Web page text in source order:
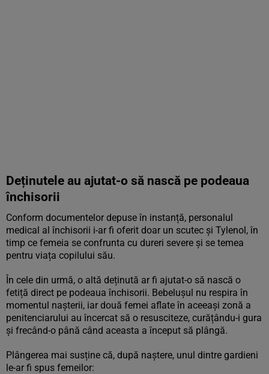
Deținutele au ajutat-o să nască pe podeaua
închisorii
Conform documentelor depuse în instanță, personalul
medical al închisorii i-ar fi oferit doar un scutec și Tylenol, în
timp ce femeia se confrunta cu dureri severe și se temea
pentru viața copilului său.
În cele din urmă, o altă deținută ar fi ajutat-o să nască o
fetiță direct pe podeaua închisorii. Bebelușul nu respira în
momentul nașterii, iar două femei aflate în aceeași zonă a
penitenciarului au încercat să o resusciteze, curățându-i gura
și frecând-o până când aceasta a început să plângă.
Plângerea mai susține că, după naștere, unul dintre gardieni
le-ar fi spus femeilor: